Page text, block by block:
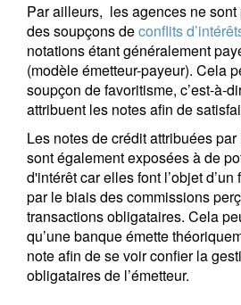
Par ailleurs, les agences ne
des soupçons deconflits
notations étant généralement
(modèle émetteur-payeur). Cela
soupçon de favoritisme, c’est-à-
attribuent les notes afin de
Les notes de crédit attribuées
sont également exposées à de
d'intérêt car elles font l’objet
par le biais des commissions
transactions obligataires. Cela
qu’une banque émette
note afin de se voir confier la
obligataires de l’émetteur.